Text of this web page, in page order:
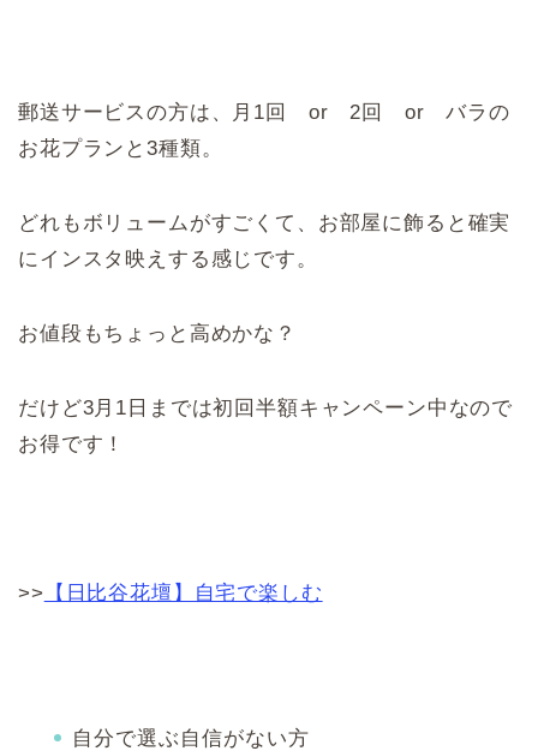
郵送サービスの方は、月1回 or 2回 or バラの
お花プランと3種類。
どれもボリュームがすごくて、お部屋に飾ると確実
にインスタ映えする感じです。
お値段もちょっと高めかな？
だけど3月1日までは初回半額キャンペーン中なので
お得です！
>> 【日比谷花壇】自宅で楽しむ
自分で選ぶ自信がない方